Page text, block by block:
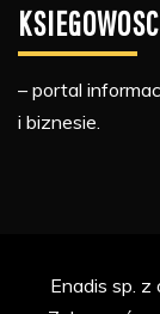
– portal
i biznesie.
Enadis sp.